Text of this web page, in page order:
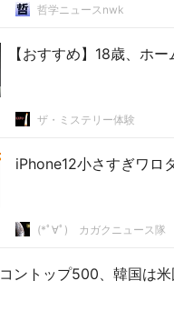
哲学ニュースnwk
【おすすめ】18歳、ホ
ザ・ミステリー体験
iPhone12小さすぎワロ
(*ﾟ∀ﾟ)ゞカガクニュース隊
コントップ500、韓国は